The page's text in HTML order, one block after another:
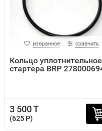
избранное сравнить
Кольцо уплотнительное
стартера BRP
3 500 T
(625 P)